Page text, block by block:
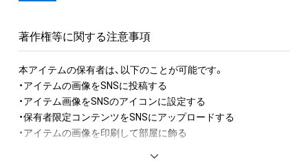
著作権等に関する注意事項
本アイテムの保有者は、以下のことが可能です。
・アイテムの画像をSNSに投稿する
・アイテム画像をSNSのアイコンに設定する
・保有者限定コンテンツをSNSにアップロードする
・アイテムの画像を印刷して部屋に飾る